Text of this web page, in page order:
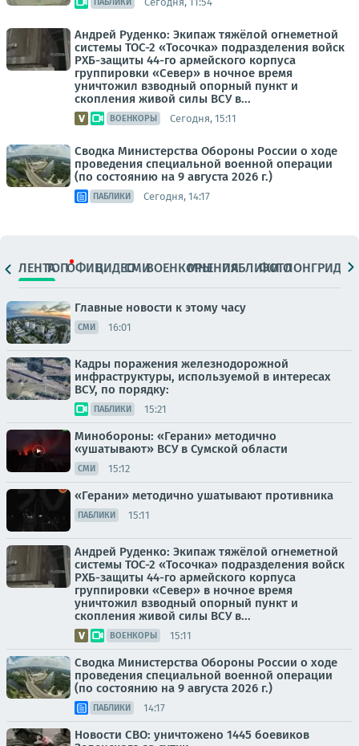
Андрей Руденко: Экипаж тяжёлой огнеметной
системы ТОС-2 «Тосочка» подразделения войск
РХБ-защиты 44-го армейского корпуса
группировки «Север» в ночное время
уничтожил взводный опорный пункт и
скопления живой силы ВСУ в...
ВОЕНКОРЫ Сегодня, 15:11
Сводка Министерства Обороны России о ходе
проведения специальной военной операции
(по состоянию на 9 августа 2026 г.)
ПАБЛИКИ Сегодня, 14:17
ЛЕНТАТОПОФИЦ.ВИДЕОСМИВОЕНКОРЫМНЕНИЯПАБЛИКИ
ФОТОЛОНГРИДЫ
Главные новости к этому часу
СМИ 16:01
Кадры поражения железнодорожной
инфраструктуры, используемой в интересах
ВСУ, по порядку:
ПАБЛИКИ 15:21
Минобороны: «Герани» методично
«ушатывают» ВСУ в Сумской области
СМИ 15:12
«Герани» методично ушатывают противника
ПАБЛИКИ 15:11
Андрей Руденко: Экипаж тяжёлой огнеметной
системы ТОС-2 «Тосочка» подразделения войск
РХБ-защиты 44-го армейского корпуса
группировки «Север» в ночное время
уничтожил взводный опорный пункт и
скопления живой силы ВСУ в...
ВОЕНКОРЫ 15:11
Сводка Министерства Обороны России о ходе
проведения специальной военной операции
(по состоянию на 9 августа 2026 г.)
ПАБЛИКИ 14:17
Новости СВО: уничтожено 1445 боевиков